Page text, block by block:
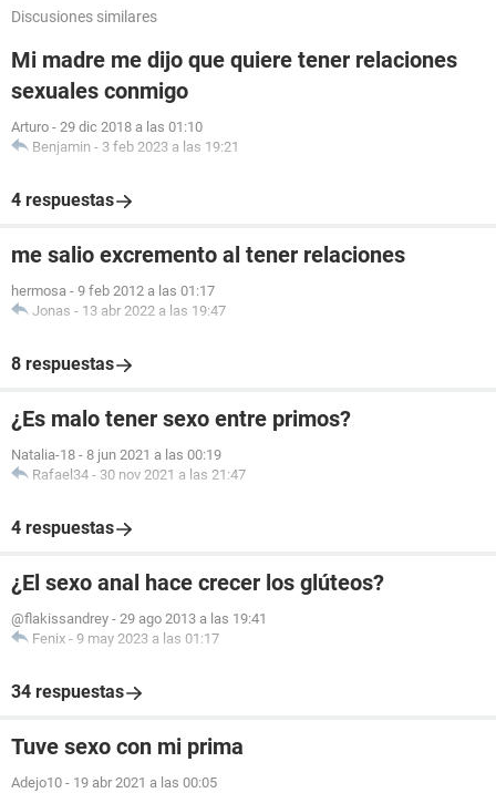
Discusiones similares
Mi madre me dijo que quiere tener relaciones
sexuales conmigo
Arturo - 29 dic 2018 a las 01:10
Benjamin - 3 feb 2023 a las 19:21
4 respuestas
me salio excremento al tener relaciones
hermosa - 9 feb 2012 a las 01:17
Jonas - 13 abr 2022 a las 19:47
8 respuestas
¿Es malo tener sexo entre primos?
Natalia-18 - 8 jun 2021 a las 00:19
Rafael34 - 30 nov 2021 a las 21:47
4 respuestas
¿El sexo anal hace crecer los glúteos?
@flakissandrey - 29 ago 2013 a las 19:41
Fenix - 9 may 2023 a las 01:17
34 respuestas
Tuve sexo con mi prima
Adejo10 - 19 abr 2021 a las 00:05